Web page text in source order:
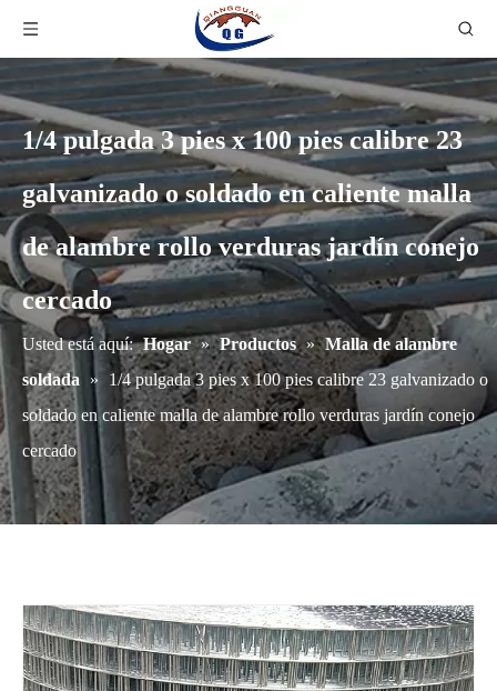
1/4 pulgada 3 pies x 100 pies calibre 23
galvanizado o soldado en caliente malla
de alambre rollo verduras jardín conejo
cercado
Usted está aquí: Hogar » Productos » Malla de alambre
soldada » 1/4 pulgada 3 pies x 100 pies calibre 23 galvanizado o
soldado en caliente malla de alambre rollo verduras jardín conejo
cercado